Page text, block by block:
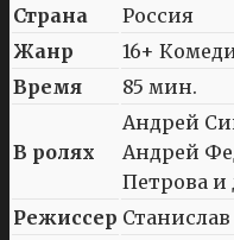
Страна
Россия
Жанр
16+
Время
85 мин.
В ролях
Андрей
Андрей
Петрова и
Режиссер